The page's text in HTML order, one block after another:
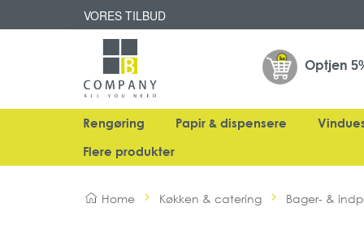
VORES TILBUD
Optjen
Rengøring Papir & dispensere
Flere produkter
Home Køkken & catering Bager- &